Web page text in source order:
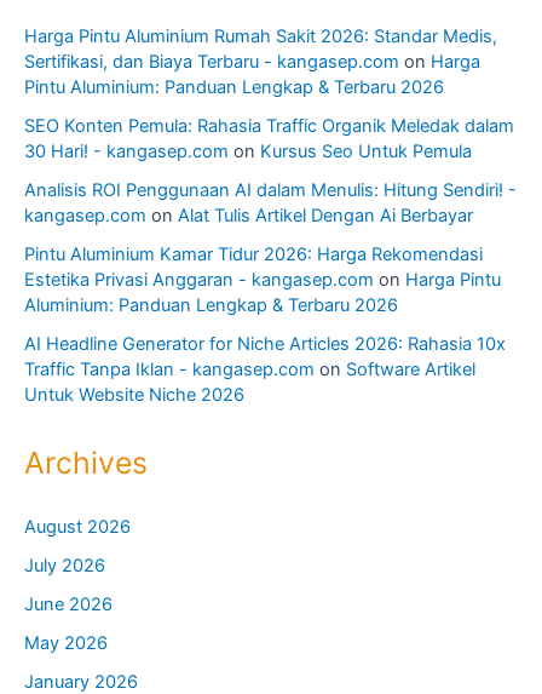
Harga Pintu Aluminium Rumah Sakit 2026: Standar Medis,
Sertifikasi, dan Biaya Terbaru - kangasep.com on Harga
Pintu Aluminium: Panduan Lengkap & Terbaru 2026
SEO Konten Pemula: Rahasia Traffic Organik Meledak dalam
30 Hari! - kangasep.com on Kursus Seo Untuk Pemula
Analisis ROI Penggunaan AI dalam Menulis: Hitung Sendiri! -
kangasep.com on Alat Tulis Artikel Dengan Ai Berbayar
Pintu Aluminium Kamar Tidur 2026: Harga Rekomendasi
Estetika Privasi Anggaran - kangasep.com on Harga Pintu
Aluminium: Panduan Lengkap & Terbaru 2026
AI Headline Generator for Niche Articles 2026: Rahasia 10x
Traffic Tanpa Iklan - kangasep.com on Software Artikel
Untuk Website Niche 2026
Archives
August 2026
July 2026
June 2026
May 2026
January 2026